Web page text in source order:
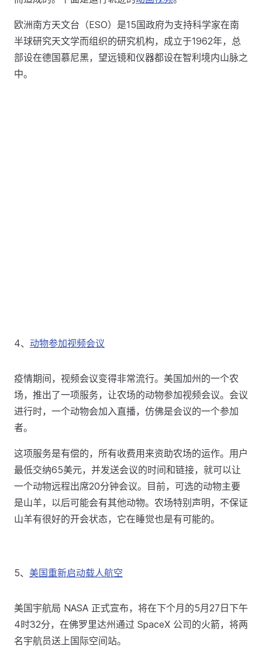
欧洲南方天文台（ESO）是15国政府为支持科学家在南
半球研究天文学而组织的研究机构，成立于1962年，总
部设在德国慕尼黑，望远镜和仪器都设在智利境内山脉之
中。
4、 动物参加视频会议
疫情期间，视频会议变得非常流行。美国加州的一个农
场，推出了一项服务，让农场的动物参加视频会议。会议
进行时，一个动物会加入直播，仿佛是会议的一个参加
者。
这项服务是有偿的，所有收费用来资助农场的运作。用户
最低交纳65美元，并发送会议的时间和链接，就可以让
一个动物远程出席20分钟会议。目前，可选的动物主要
是山羊，以后可能会有其他动物。农场特别声明，不保证
山羊有很好的开会状态，它在睡觉也是有可能的。
5、 美国重新启动载人航空
美国宇航局 NASA 正式宣布，将在下个月的5月27日下午
4时32分，在佛罗里达州通过 SpaceX 公司的火箭，将两
名宇航员送上国际空间站。